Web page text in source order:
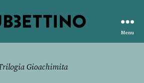
editore
Menu
Gioachimita